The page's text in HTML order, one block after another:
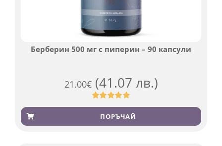
Берберин 500 мг с пиперин – 90 капсули
21.00€ (41.07 лв.)
Оценен
4.84 от 5,
базирано
369
ПОРЪЧАЙ